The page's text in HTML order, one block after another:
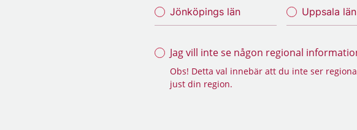
Jönköpings län Uppsala län
Jag vill inte se någon regional
Obs! Detta val innebär att du inte ser
just din region.